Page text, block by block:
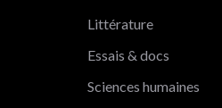
Littérature
Essais & docs
Sciences humaines